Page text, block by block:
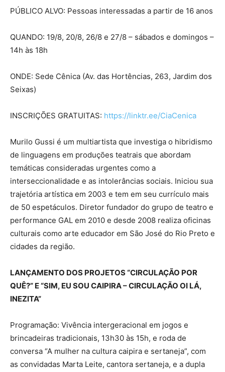
PÚBLICO ALVO: Pessoas interessadas a partir de 16 anos
QUANDO: 19/8, 20/8, 26/8 e 27/8 – sábados e domingos –
14h às 18h
ONDE: Sede Cênica (Av. das Hortências, 263, Jardim dos
Seixas)
INSCRIÇÕES GRATUITAS: https://linktr.ee/CiaCenica
Murilo Gussi é um multiartista que investiga o hibridismo
de linguagens em produções teatrais que abordam
temáticas consideradas urgentes como a
interseccionalidade e as intolerâncias sociais. Iniciou sua
trajetória artística em 2003 e tem em seu currículo mais
de 50 espetáculos. Diretor fundador do grupo de teatro e
performance GAL em 2010 e desde 2008 realiza oficinas
culturais como arte educador em São José do Rio Preto e
cidades da região.
LANÇAMENTO DOS PROJETOS “CIRCULAÇÃO POR
QUÊ?” E “SIM, EU SOU CAIPIRA – CIRCULAÇÃO OI LÁ,
INEZITA”
Programação: Vivência intergeracional em jogos e
brincadeiras tradicionais, 13h30 às 15h, e roda de
conversa “A mulher na cultura caipira e sertaneja”, com
as convidadas Marta Leite, cantora sertaneja, e a dupla